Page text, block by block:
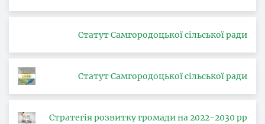
Статут Самгородоцької сільської ради
Статут Самгородоцької сільської ради
Стратегія розвитку громади на 2022-2030 рр